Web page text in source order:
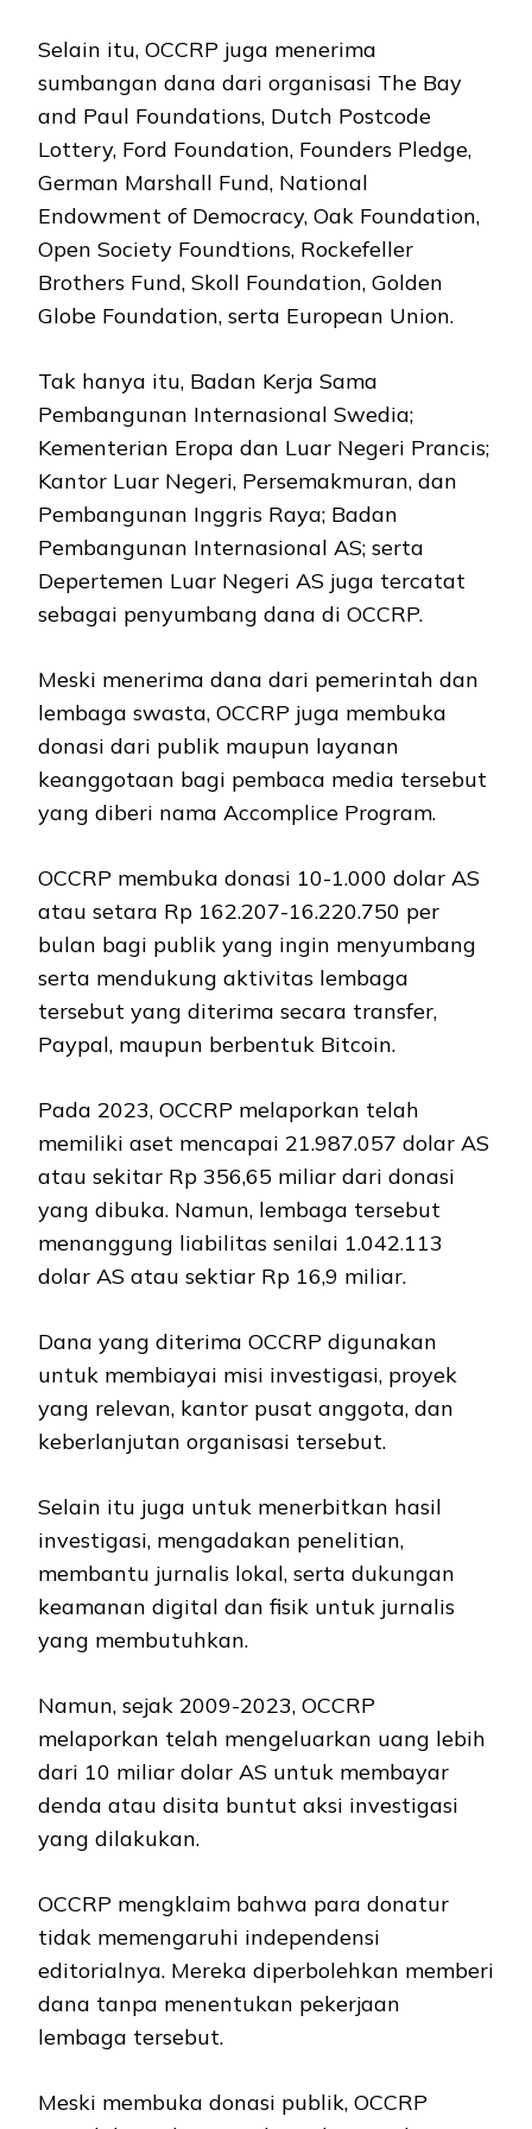
Selain itu, OCCRP juga menerima
sumbangan dana dari organisasi The Bay
and Paul Foundations, Dutch Postcode
Lottery, Ford Foundation, Founders Pledge,
German Marshall Fund, National
Endowment of Democracy, Oak Foundation,
Open Society Foundtions, Rockefeller
Brothers Fund, Skoll Foundation, Golden
Globe Foundation, serta European Union.
Tak hanya itu, Badan Kerja Sama
Pembangunan Internasional Swedia;
Kementerian Eropa dan Luar Negeri Prancis;
Kantor Luar Negeri, Persemakmuran, dan
Pembangunan Inggris Raya; Badan
Pembangunan Internasional AS; serta
Depertemen Luar Negeri AS juga tercatat
sebagai penyumbang dana di OCCRP.
Meski menerima dana dari pemerintah dan
lembaga swasta, OCCRP juga membuka
donasi dari publik maupun layanan
keanggotaan bagi pembaca media tersebut
yang diberi nama Accomplice Program.
OCCRP membuka donasi 10-1.000 dolar AS
atau setara Rp 162.207-16.220.750 per
bulan bagi publik yang ingin menyumbang
serta mendukung aktivitas lembaga
tersebut yang diterima secara transfer,
Paypal, maupun berbentuk Bitcoin.
Pada 2023, OCCRP melaporkan telah
memiliki aset mencapai 21.987.057 dolar AS
atau sekitar Rp 356,65 miliar dari donasi
yang dibuka. Namun, lembaga tersebut
menanggung liabilitas senilai 1.042.113
dolar AS atau sektiar Rp 16,9 miliar.
Dana yang diterima OCCRP digunakan
untuk membiayai misi investigasi, proyek
yang relevan, kantor pusat anggota, dan
keberlanjutan organisasi tersebut.
Selain itu juga untuk menerbitkan hasil
investigasi, mengadakan penelitian,
membantu jurnalis lokal, serta dukungan
keamanan digital dan fisik untuk jurnalis
yang membutuhkan.
Namun, sejak 2009-2023, OCCRP
melaporkan telah mengeluarkan uang lebih
dari 10 miliar dolar AS untuk membayar
denda atau disita buntut aksi investigasi
yang dilakukan.
OCCRP mengklaim bahwa para donatur
tidak memengaruhi independensi
editorialnya. Mereka diperbolehkan memberi
dana tanpa menentukan pekerjaan
lembaga tersebut.
Meski membuka donasi publik, OCCRP